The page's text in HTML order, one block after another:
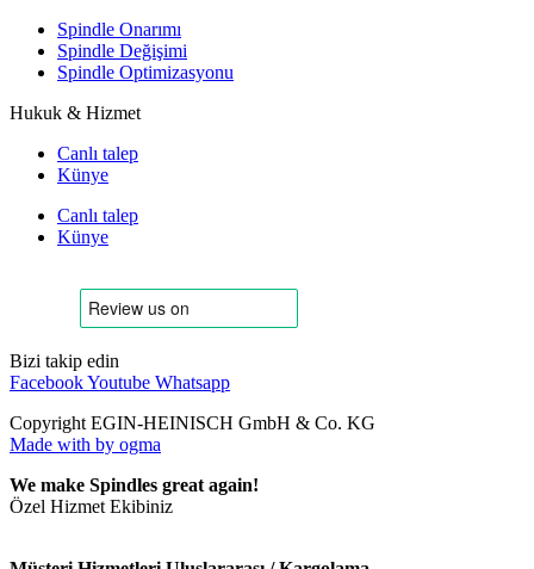
Spindle Onarımı
Spindle Değişimi
Spindle Optimizasyonu
Hukuk & Hizmet
Canlı talep
Künye
Canlı talep
Künye
Bizi takip edin
FacebookYoutube Whatsapp
Copyright EGIN-HEINISCH GmbH & Co. KG
Made with by ogma
We make Spindles great again!
Özel Hizmet Ekibiniz